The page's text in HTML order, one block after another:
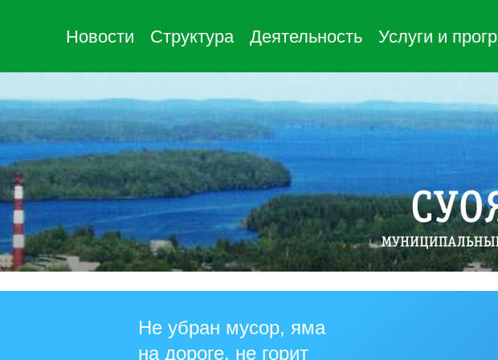
Новости Структура Деятельность Услуги и
Не убран мусор, яма
на дороге, не горит